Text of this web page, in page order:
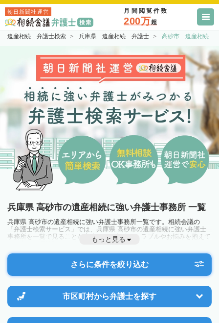
朝日新聞社運営 月間閲覧件数
200万超
遺産相続 弁護士検索 兵庫県 遺産相続 弁護士 高砂市 遺産相続
兵庫県 高砂市の遺産相続に強い弁護士事務所 一覧
兵庫県 高砂市の遺産相続に強い弁護士事務所一覧です。相続会議の
「弁護士検索サービス」では、兵庫県 高砂市の遺産相続に強い弁護士
事務所を一覧で見ることが出来ます。相続のトラブルやお悩みを抱えて
いる方は一度近隣の弁護士に相談してみましょう。
もっと見る
さらに条件を絞り込む
市区町村から弁護士を探す